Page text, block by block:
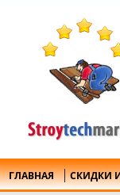
ГЛАВНАЯ СКИДКИ